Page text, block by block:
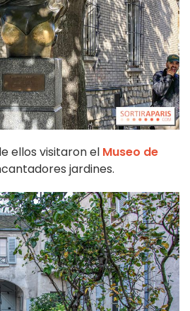
ellos visitaron el Museo de
jardines.